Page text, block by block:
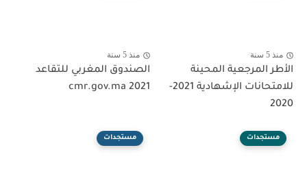
منذ 5 سنة
الأطر المرجعية المحينة
للامتحانات الإشهادية 2021-
2020
منذ 5 سنة
الصندوق المغربي للتقاعد
cmr.gov.ma 2021
مستجدات مستجدات